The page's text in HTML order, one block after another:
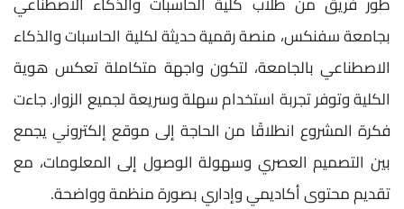
بجامعة سفنكس، منصة رقمية حديثة لكلية الحاسبات والذكاء
الاصطناعي بالجامعة، لتكون واجهة متكاملة تعكس هوية
الكلية وتوفر تجربة استخدام سهلة وسريعة لجميع الزوار. جاءت
فكرة المشروع انطلاقًا من الحاجة إلى موقع إلكتروني يجمع
بين التصميم العصري وسهولة الوصول إلى المعلومات، مع
تقديم محتوى أكاديمي وإداري بصورة منظمة وواضحة.